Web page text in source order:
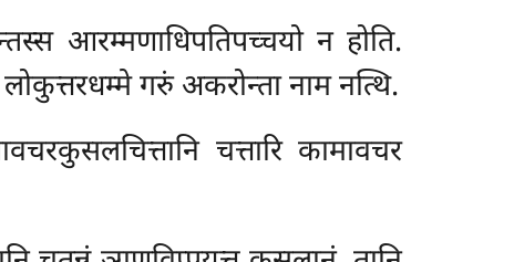
आरम्मणाधिपतिपच्चयो न होति.
गरुं अकरोन्ता नाम नत्थि.
चत्तारि कामावचर